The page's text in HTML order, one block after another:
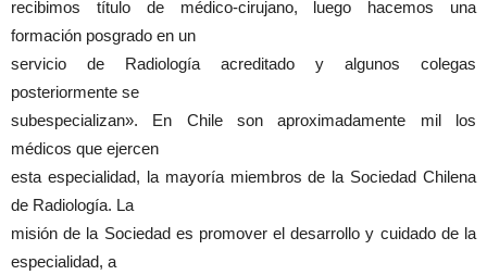
recibimos título de médico-cirujano, luego hacemos una
formación posgrado en un
servicio de Radiología acreditado y algunos colegas
posteriormente se
subespecializan». En Chile son aproximadamente mil los
médicos que ejercen
esta especialidad, la mayoría miembros de la Sociedad Chilena
de Radiología. La
misión de la Sociedad es promover el desarrollo y cuidado de la
especialidad, a